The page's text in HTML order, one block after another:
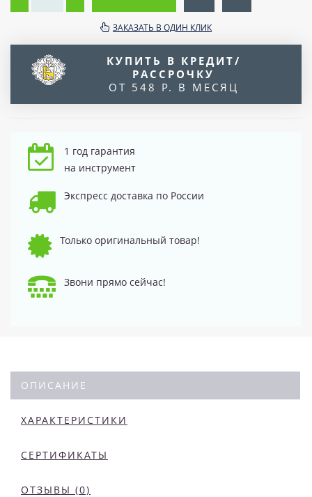
ЗАКАЗАТЬ В ОДИН КЛИК
КУПИТЬ В КРЕДИТ/
РАССРОЧКУ
ОТ 548 Р. В МЕСЯЦ
1 год гарантия
на инструмент
Экспресс доставка по России
Только оригинальный товар!
Звони прямо сейчас!
ОПИСАНИЕ
ХАРАКТЕРИСТИКИ
СЕРТИФИКАТЫ
ОТЗЫВЫ (0)